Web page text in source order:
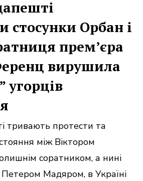
стосунки Орбан і
прем’єра
вирушила
угорців
тривають протести та
між Віктором
соратником, а нині
Петером Мадяром, в Україні